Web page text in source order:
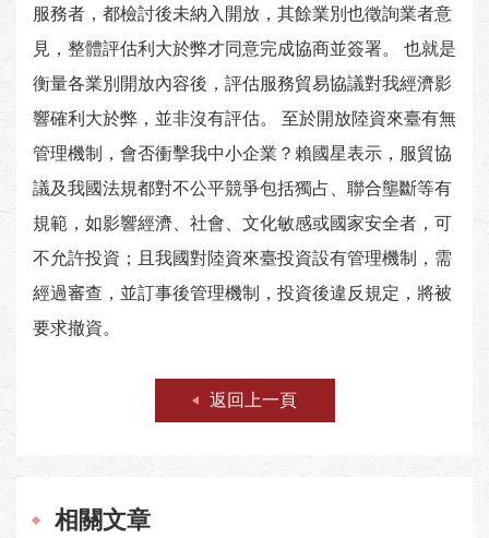
服務者，都檢討後未納入開放，其餘業別也徵詢業者意
見，整體評估利大於弊才同意完成協商並簽署。 也就是
衡量各業別開放內容後，評估服務貿易協議對我經濟影
響確利大於弊，並非沒有評估。 至於開放陸資來臺有無
管理機制，會否衝擊我中小企業？賴國星表示，服貿協
議及我國法規都對不公平競爭包括獨占、聯合壟斷等有
規範，如影響經濟、社會、文化敏感或國家安全者，可
不允許投資；且我國對陸資來臺投資設有管理機制，需
經過審查，並訂事後管理機制，投資後違反規定，將被
要求撤資。
返回上一頁
相關文章